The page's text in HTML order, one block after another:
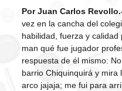
Por Juan Carlos
vez en la cancha del
habilidad, fuerza y
man qué fue jugador
respuesta de él mismo:
barrio Chiquinquirá y mira
arco jajaja; me fui para